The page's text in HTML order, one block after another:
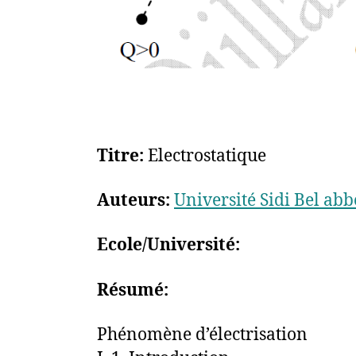
Titre: Electrostatique
Auteurs: Université Sidi Bel
Ecole/Université:
Résumé:
Phénomène d’électrisation